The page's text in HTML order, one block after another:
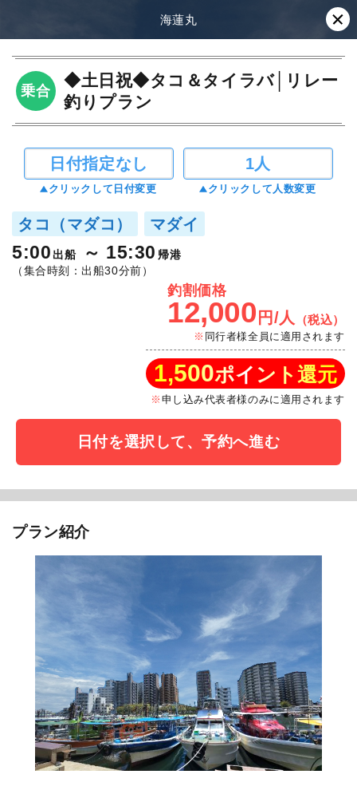
海蓮丸
乗合
◆土日祝◆タコ＆タイラバ│リレー
釣りプラン
日付指定なし
クリックして日付変更
1人
クリックして人数変更
タコ（マダコ） マダイ
5:00 出船 15:30 帰港
（集合時刻：出船30分前）
釣割価格
12,000 円/人 （税込）
同行者様全員に適用されます
1,500ポイント還元
申し込み代表者様のみに適用されます
日付を選択して、予約へ進む
プラン紹介